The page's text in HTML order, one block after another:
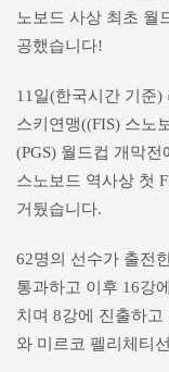
노보드 사상 최초 월
공했습니다!
11일(한국시간 기준)
스키연맹((FIS) 스노
(PGS) 월드컵 개막
스노보드 역사상 첫
거뒀습니다.
62명의 선수가 출전
통과하고 이후 16강
치며 8강에 진출하
와 미르코 펠리체티